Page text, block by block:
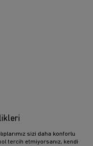
sizi daha konforlu
tercih etmiyorsanız, kendi